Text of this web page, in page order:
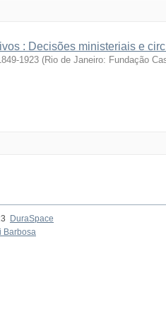
: Decisões ministeriais e
1923 (Rio de Janeiro: Fundação
DuraSpace
Barbosa